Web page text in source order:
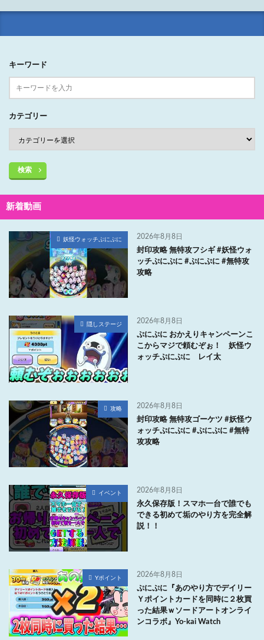
キーワード
カテゴリー
検索
新着動画
妖怪ウォッチぷにぷに 2026年8月8日
封印攻略 無特攻フシギ #妖怪ウォ
ッチぷにぷに #ぷにぷに #無特攻
攻略
隠しステージ 2026年8月8日
ぷにぷに おかえりキャンペーンこ
こからマジで頼むぞぉ！ 妖怪ウ
ォッチぷにぷに レイ太
攻略 2026年8月8日
封印攻略 無特攻ゴーケツ #妖怪ウ
ォッチぷにぷに #ぷにぷに #無特
攻攻略
イベント 2026年8月8日
永久保存版！スマホ一台で誰でも
できる初めて垢のやり方を完全解
説！！
Yポイント 2026年8月8日
ぷにぷに『あのやり方でデイリー
Ｙポイントカードを同時に２枚買
った結果ｗソードアートオンライ
ンコラボ』Yo-kai Watch